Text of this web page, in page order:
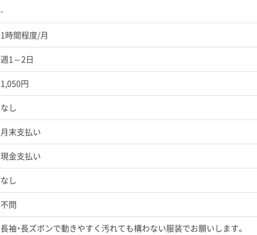
-
1時間程度/月
週1～2日
1,050円
なし
月末支払い
現金支払い
なし
不問
長袖・長ズボンで動きやすく汚れても構わない服装でお願いします。